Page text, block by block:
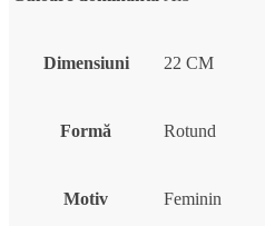
Dimensiuni 22 CM
Formă Rotund
Motiv Feminin